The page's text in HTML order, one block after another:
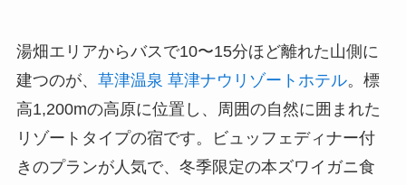
湯畑エリアからバスで10〜15分ほど離れた山側に
建つのが、 草津温泉 草津ナウリゾートホテル。標
高1,200mの高原に位置し、周囲の自然に囲まれた
リゾートタイプの宿です。ビュッフェディナー付
きのプランが人気で、冬季限定の本ズワイガニ食